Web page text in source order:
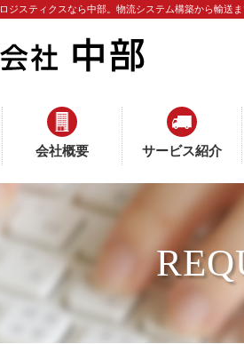
ジスティクスなら中部。物流システム構築から輸送
会社概要 サービス紹介